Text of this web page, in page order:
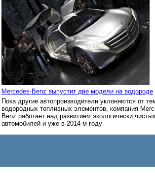
Mercedes-Benz выпустит две модели на водороде
Пока другие автопроизводители уклоняются от
водородных топливных элементов, компания
Benz работает над развитием экологически
автомобилей и уже в 2014-м году